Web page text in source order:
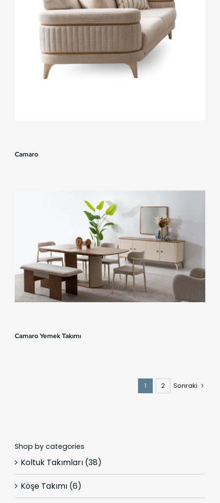
Camaro
Camaro Yemek Takımı
1 2 Sonraki
Shop by categories
Koltuk Takımları (38)
Köşe Takımı (6)